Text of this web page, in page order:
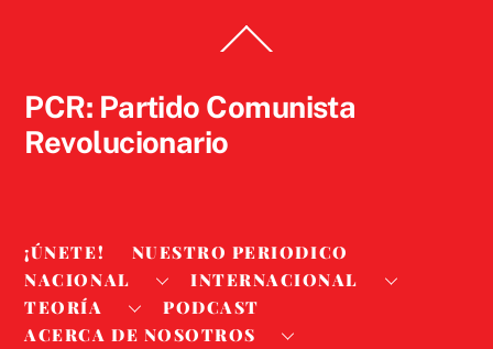
To
PCR: Partido Comunista
Revolucionario
¡ÚNETE!
NUESTRO PERIODICO
NACIONAL
INTERNACIONAL
TEORÍA
PODCAST
ACERCA DE NOSOTROS